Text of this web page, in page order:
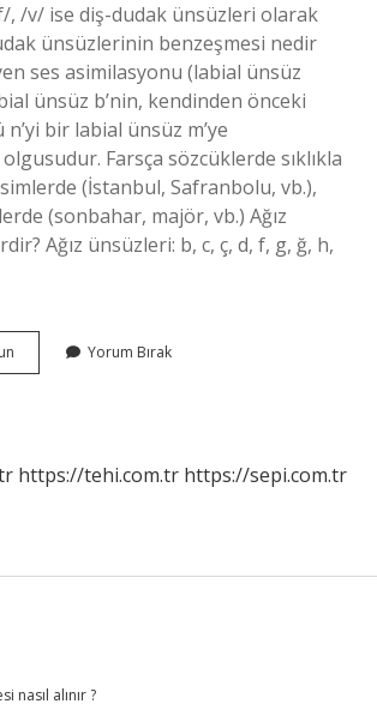
, /v/ ise diş-dudak ünsüzleri olarak
ünsüzlerinin benzeşmesi nedir
ses asimilasyonu (labial ünsüz
ünsüz b’nin, kendinden önceki
bir labial ünsüz m’ye
Farsça sözcüklerde sıklıkla
(İstanbul, Safranbolu, vb.),
(sonbahar, majör, vb.) Ağız
Ağız ünsüzleri: b, c, ç, d, f, g, ğ, h,
Ünsüzleri
Yorum Bırak
https://tehi.com.tr https://sepi.com.tr
nasıl alınır ?